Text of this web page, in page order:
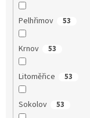
Pelhřimov 53
Krnov 53
Litoměřice 53
Sokolov 53